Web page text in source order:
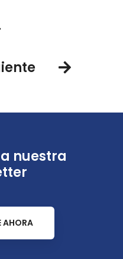
nuestra
AHORA